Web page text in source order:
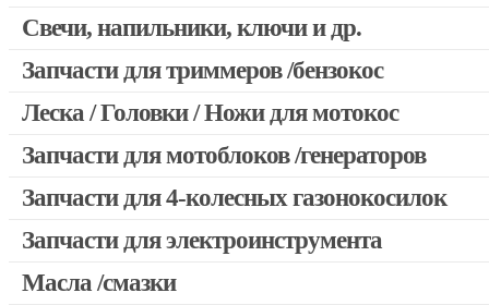
Запчасти для бензопил Oleo-mac, Echo и др.
Свечи, напильники, ключи и др.
Запчасти для триммеров /бензокос
Запчасти для Китайских триммеров
Запчасти для мотокос Stihl /Husqvarna /Oleo-mac /Echo и
Леска / Головки / Ножи для мотокос
Запчасти для мотоблоков /генераторов
Запчасти для 4-колесных газонокосилок
Запчасти для электроинструмента
Двигатели, редукторы для шуруповертов
Масла /смазки